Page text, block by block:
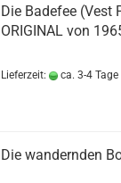
Die Badefee (Vest
ORIGINAL von
Lieferzeit: ca. 3-4 Tage
Die wandernden